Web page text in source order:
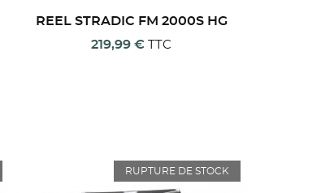
REEL STRADIC FM 2000S HG
219,99 € TTC
RUPTURE DE STOCK